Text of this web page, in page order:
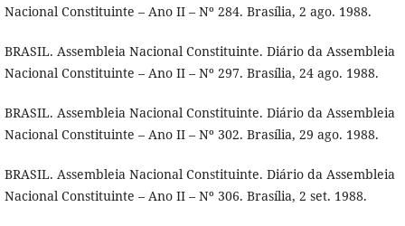
Nacional Constituinte – Ano II – Nº 284. Brasília, 2 ago. 1988.
BRASIL. Assembleia Nacional Constituinte. Diário da Assembleia
Nacional Constituinte – Ano II – Nº 297. Brasília, 24 ago. 1988.
BRASIL. Assembleia Nacional Constituinte. Diário da Assembleia
Nacional Constituinte – Ano II – Nº 302. Brasília, 29 ago. 1988.
BRASIL. Assembleia Nacional Constituinte. Diário da Assembleia
Nacional Constituinte – Ano II – Nº 306. Brasília, 2 set. 1988.